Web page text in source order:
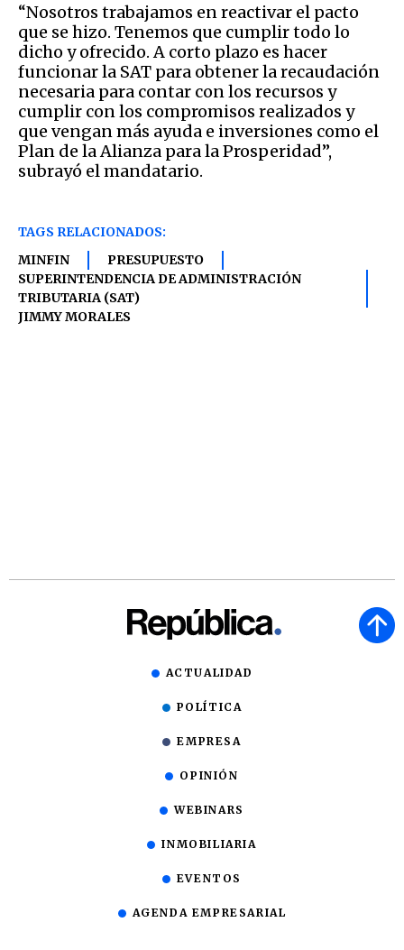
“Nosotros trabajamos en reactivar el pacto
que se hizo. Tenemos que cumplir todo lo
dicho y ofrecido. A corto plazo es hacer
funcionar la SAT para obtener la recaudación
necesaria para contar con los recursos y
cumplir con los compromisos realizados y
que vengan más ayuda e inversiones como el
Plan de la Alianza para la Prosperidad”,
subrayó el mandatario.
TAGS RELACIONADOS:
MINFIN
PRESUPUESTO
SUPERINTENDENCIA DE ADMINISTRACIÓN
TRIBUTARIA (SAT)
JIMMY MORALES
ACTUALIDAD
POLÍTICA
EMPRESA
OPINIÓN
WEBINARS
INMOBILIARIA
EVENTOS
AGENDA EMPRESARIAL